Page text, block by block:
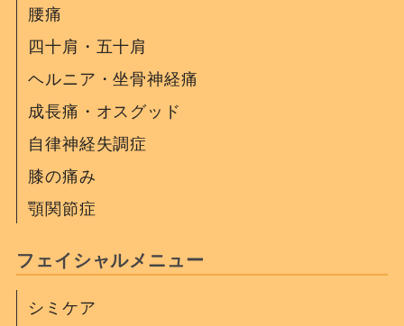
腰痛
四十肩・五十肩
ヘルニア・坐骨神経痛
成長痛・オスグッド
自律神経失調症
膝の痛み
顎関節症
フェイシャルメニュー
シミケア